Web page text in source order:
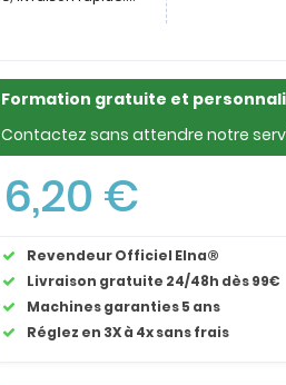
Formation gratuite et
Contactez sans attendre notre
6,20 €
Revendeur Officiel Elna®
Livraison gratuite 24/48h dès 99€
Machines garanties 5 ans
Réglez en 3X à 4x sans frais